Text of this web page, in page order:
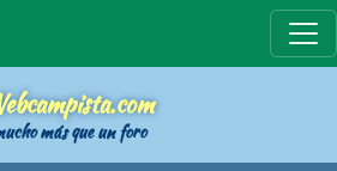
más que un foro